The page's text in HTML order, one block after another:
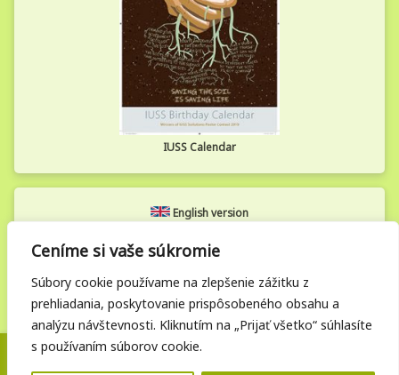
Ceníme si vaše súkromie
Súbory cookie používame na zlepšenie zážitku z
prehliadania, poskytovanie prispôsobeného obsahu a
analýzu návštevnosti. Kliknutím na „Prijať všetko“ súhlasíte
s používaním súborov cookie.
IUSS Calendar
English version
Zamestnanecká zóna
Posledná aktualizácia: 05. 12. 2025 | © Vupop.sk. Všetky práva